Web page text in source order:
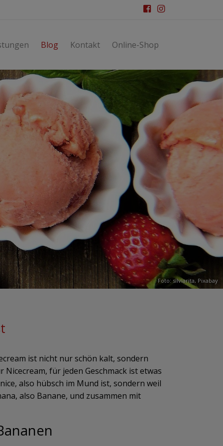
Blog Kontakt Online-Shop
Foto: silviarita, Pixabay
ist nicht nur schön kalt, sondern
für jeden Geschmack ist etwas
also hübsch im Mund ist, sondern weil
also Banane, und zusammen mit